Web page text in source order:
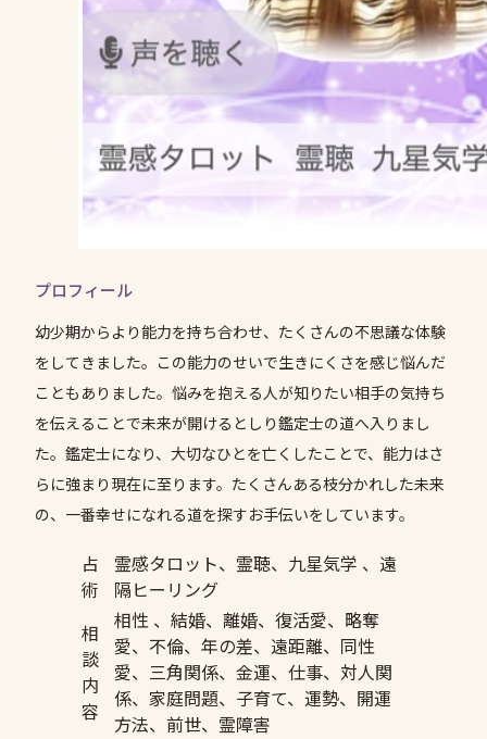
プロフィール
幼少期からより能力を持ち合わせ、たくさんの不思議な体験
をしてきました。この能力のせいで生きにくさを感じ悩んだ
こともありました。悩みを抱える人が知りたい相手の気持ち
を伝えることで未来が開けるとしり鑑定士の道へ入りまし
た。鑑定士になり、大切なひとを亡くしたことで、能力はさ
らに強まり現在に至ります。たくさんある枝分かれした未来
の、一番幸せになれる道を探すお手伝いをしています。
占
術
霊感タロット、霊聴、九星気学 、遠
隔ヒーリング
相
談
内
容
相性 、結婚、離婚、復活愛、略奪
愛、不倫、年の差、遠距離、同性
愛、三角関係、金運、仕事、対人関
係、家庭問題、子育て、運勢、開運
方法、前世、霊障害